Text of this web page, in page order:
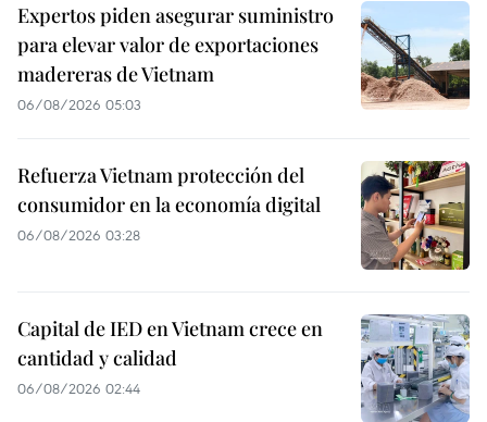
Expertos piden asegurar suministro
para elevar valor de exportaciones
madereras de Vietnam
06/08/2026 05:03
Refuerza Vietnam protección del
consumidor en la economía digital
06/08/2026 03:28
Capital de IED en Vietnam crece en
cantidad y calidad
06/08/2026 02:44